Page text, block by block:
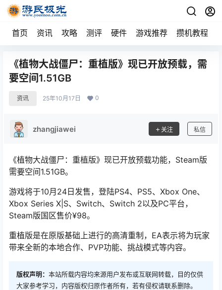
首页 资讯 攻略 测评 硬件 游戏推荐 攒机教程
《植物大战僵尸：重植版》现已开放预载，需
要空间1.51GB
资讯 25年10月17日 0
zhangjiawei 关注 私信
《植物大战僵尸：重植版》现已开放预载功能，Steam版
需要空间1.51GB。
游戏将于10月24日发售，登陆PS4、PS5、Xbox One、
Xbox Series X|S、Switch、Switch 2以及PC平台，
Steam版国区售价¥98。
重植版是在原版基础上进行的高清重制，EA表示将为玩家
带来全新的本地合作、PVP功能、挑战模式等内容。
版权声明： 本站所载内容均来源用户发布或互联网转载，目的仅供
大家参考学习，内容版权归原作者所有，若有侵权请联系删除。